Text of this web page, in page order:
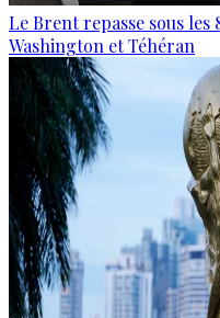
Le Brent repasse sous
Washington et Téhéran